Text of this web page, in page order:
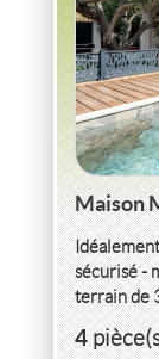
Maison
sécurisé -
terrain de
4 VENTE